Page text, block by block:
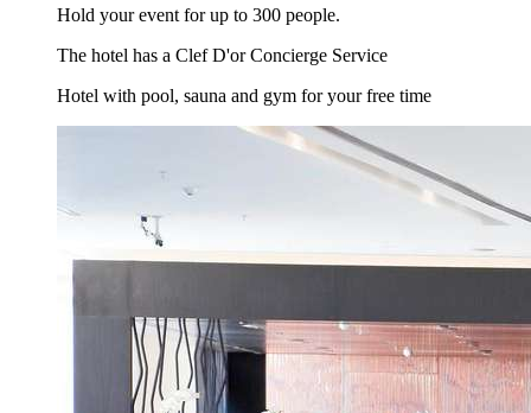
Hold your event for up to 300 people.
The hotel has a Clef D'or Concierge Service
Hotel with pool, sauna and gym for your free time